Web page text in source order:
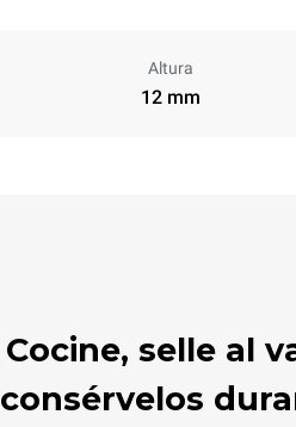
Altura
12 mm
Cocine, selle al
consérvelos